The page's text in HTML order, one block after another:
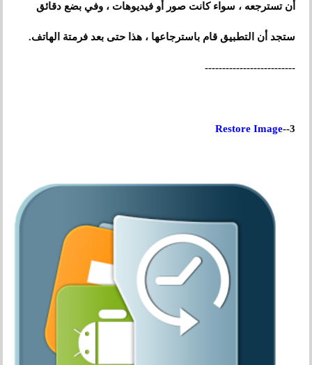
أن تسترجعه ، سواء كانتصور أو فيديوهات ، وفي بضع دقائق
ستجد أن التطبيق قام باسترجاعها ، هذا حتى بعد فرمتة الهاتف.
--------------------------
3--
Restore Image